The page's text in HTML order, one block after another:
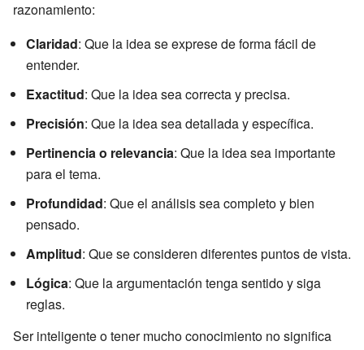
razonamiento:
Claridad: Que la idea se exprese de forma fácil de
entender.
Exactitud: Que la idea sea correcta y precisa.
Precisión: Que la idea sea detallada y específica.
Pertinencia o relevancia: Que la idea sea importante
para el tema.
Profundidad: Que el análisis sea completo y bien
pensado.
Amplitud: Que se consideren diferentes puntos de vista.
Lógica: Que la argumentación tenga sentido y siga
reglas.
Ser inteligente o tener mucho conocimiento no significa